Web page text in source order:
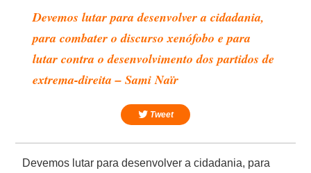
Devemos lutar para desenvolver a cidadania,
para combater o discurso xenófobo e para
lutar contra o desenvolvimento dos partidos de
extrema-direita – Sami Naïr
Tweet
Devemos lutar para desenvolver a cidadania, para